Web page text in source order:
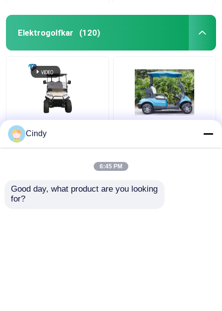
Elektrogolfkar (120)
De maximumsnelheid
25Km/h 48V/5kw 4
48V 4KW Street legale
Cindy
6:45 PM
Good day, what product are you looking
for?